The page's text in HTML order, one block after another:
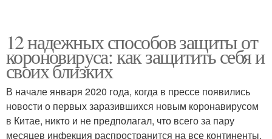
12 надежных способов защиты от
короновируса: как защитить себя и
своих близких
В начале января 2020 года, когда в прессе появились
новости о первых заразившихся новым коронавирусом
в Китае, никто и не предполагал, что всего за пару
месяцев инфекция распространится на все континенты,